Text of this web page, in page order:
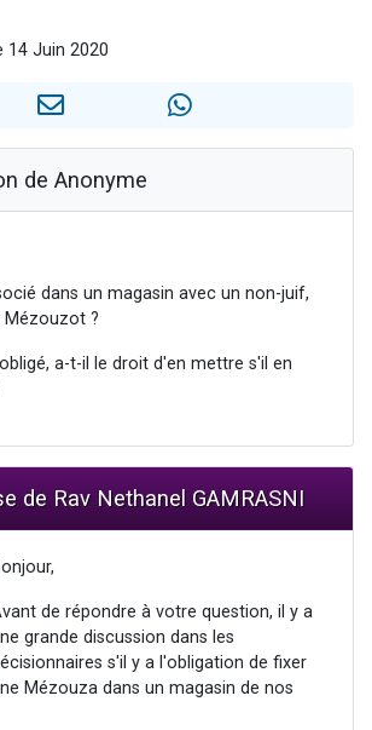
2 nouvelles musiques dans Torah-Box Music
8 personnes viennent de faire un don pour Tsédaka : pauvres d'Israel
14 Juin 2020
de Anonyme
dans un magasin avec un non-juif,
Mézouzot ?
a-t-il le droit d'en mettre s'il en
de Rav Nethanel GAMRASNI
de répondre à votre question, il y a
grande discussion dans les
s'il y a l'obligation de fixer
Mézouza dans un magasin de nos